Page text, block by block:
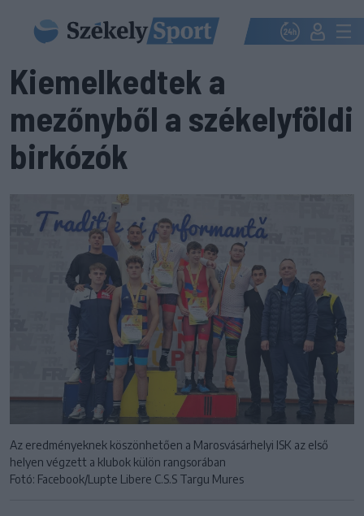
Kiemelkedtek a
mezőnyből a székelyföldi
birkózók
Az eredményeknek köszönhetően a Marosvásárhelyi ISK az első
helyen végzett a klubok külön rangsorában
Fotó: Facebook/Lupte Libere C.S.S Targu Mures